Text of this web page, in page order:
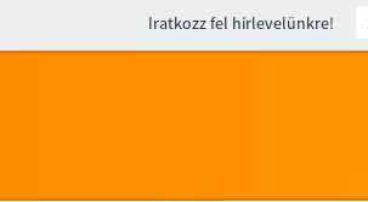
Iratkozz fel hírlevelünkre!